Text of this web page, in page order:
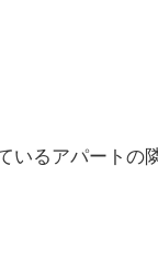
いるアパートの